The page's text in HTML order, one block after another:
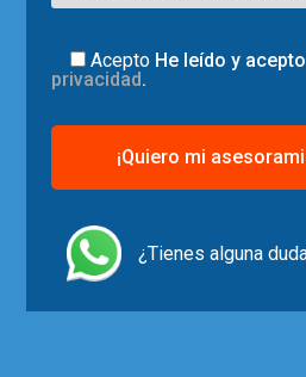
AceptoHe leído y
privacidad.
¿Tienes alguna